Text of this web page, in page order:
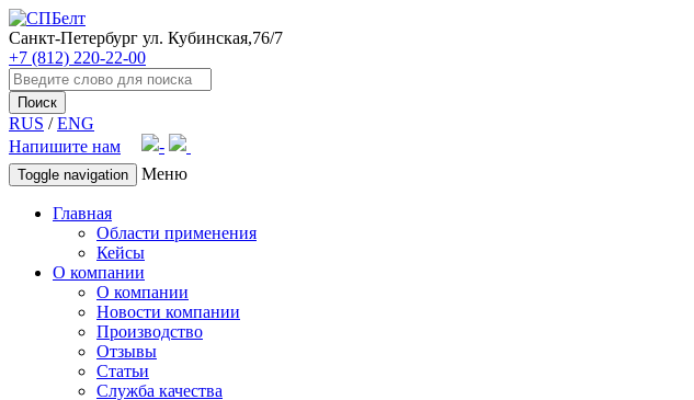
Санкт-Петербург ул. Кубинская,76/7
+7 (812) 220-22-00
Поиск
RUS /ENG
Напишите нам
Toggle navigation Меню
Главная
Области применения
Кейсы
О компании
О компании
Новости компании
Производство
Отзывы
Статьи
Служба качества